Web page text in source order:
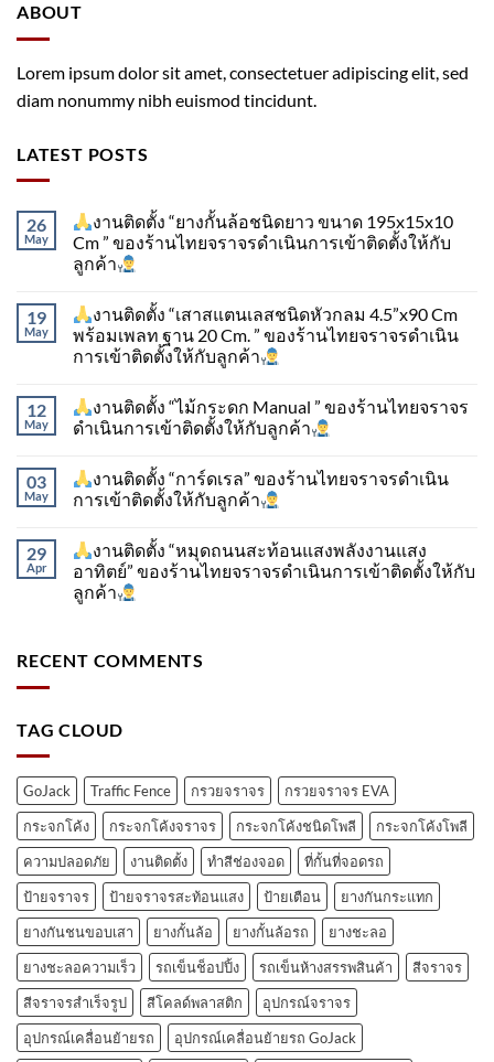
ABOUT
Lorem ipsum dolor sit amet, consectetuer adipiscing elit, sed
diam nonummy nibh euismod tincidunt.
LATEST POSTS
26
May
งานติดตั้ง “ยางกั้นล้อชนิดยาว ขนาด 195x15x10
Cm ” ของร้านไทยจราจรดำเนินการเข้าติดตั้ง​ให้กับ
ลูกค้า
19
May
งานติดตั้ง “เสาสแตนเลสชนิดหัวกลม 4.5”x90 Cm
พร้อมเพลท ฐาน 20 Cm. ” ของร้านไทยจราจรดำเนิน
การเข้าติดตั้ง​ให้กับลูกค้า
12
May
งานติดตั้ง “ไม้กระดก Manual ” ของร้านไทยจราจร
ดำเนินการเข้าติดตั้ง​ให้กับลูกค้า
03
May
งานติดตั้ง “การ์ดเรล” ของร้านไทยจราจรดำเนิน
การเข้าติดตั้ง​ให้กับลูกค้า
29
Apr
งานติดตั้ง “หมุดถนนสะท้อนแสงพลังงานแสง
อาทิตย์” ของร้านไทยจราจรดำเนินการเข้าติดตั้ง​ให้กับ
ลูกค้า
RECENT COMMENTS
TAG CLOUD
GoJack Traffic Fence กรวยจราจร
กรวยจราจร EVA
กระจกโค้ง
กระจกโค้งจราจร กระจกโค้งชนิดโพลี
กระจกโค้งโพลี
ความปลอดภัย
งานติดตั้ง ทำสีช่องจอด
ที่กั้นที่จอดรถ
ป้ายจราจร
ป้ายจราจรสะท้อนแสง ป้ายเตือน
ยางกันกระแทก
ยางกันชนขอบเสา
ยางกั้นล้อ ยางกั้นล้อรถ
ยางชะลอ
ยางชะลอความเร็ว
รถเข็นช็อปปิ้ง รถเข็นห้างสรรพสินค้า
สีจราจร
สีจราจรสำเร็จรูป
สีโคลด์พลาสติก
อุปกรณ์จราจร
อุปกรณ์เคลื่อนย้ายรถ
อุปกรณ์เคลื่อนย้ายรถ GoJack